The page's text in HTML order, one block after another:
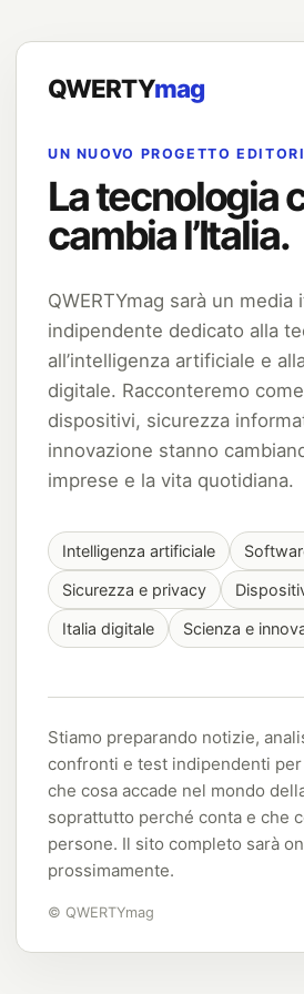
QWERTYmag
UN NUOVO PROGETTO
La tecnologia
cambia l’Italia.
QWERTYmag sarà un media
indipendente dedicato alla
all’intelligenza artificiale e
digitale. Racconteremo
dispositivi, sicurezza
innovazione stanno
imprese e la vita quotidiana.
Intelligenza artificiale
Sicurezza e privacy
Italia digitale Scienza e
Stiamo preparando notizie,
confronti e test indipendenti
che cosa accade nel mondo
soprattutto perché conta e che
persone. Il sito completo sarà
prossimamente.
© QWERTYmag